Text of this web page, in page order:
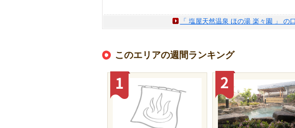
「 塩屋天然温泉 ほの湯 楽々園 」 の
このエリアの週間ランキング